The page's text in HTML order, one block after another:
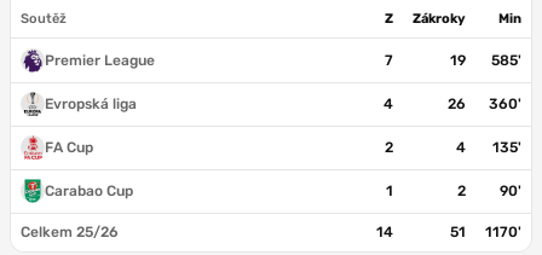
Soutěž Z Zákroky Min
Premier League 7 19 585'
Evropská liga 4 26 360'
FA Cup 2 4 135'
Carabao Cup 1 2 90'
Celkem 25/26 14 51 1170'